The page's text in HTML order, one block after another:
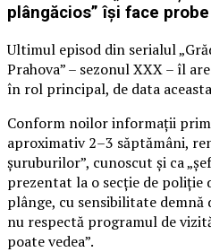
plângăcios” își face
Ultimul episod din serialul
Prahova” – sezonul XXX – îl
în rol principal, de data
Conform noilor informații
aproximativ 2–3 săptămâni,
șuruburilor”, cunoscut și ca
prezentat la o secție de poliție
plânge, cu sensibilitate demnă
nu respectă programul de
poate vedea”.